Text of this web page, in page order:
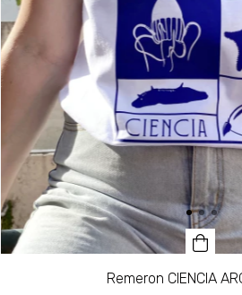
Remeron CIENCIA